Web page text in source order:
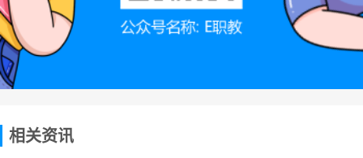
相关资讯